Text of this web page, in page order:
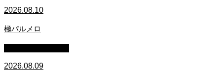
2026.08.10
極パルメロ
2026.08.09